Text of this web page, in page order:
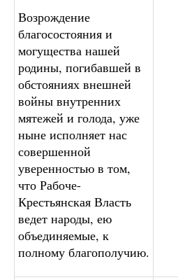
Возрождение
благосостояния и
могущества нашей
родины, погибавшей в
обстояниях внешней
войны внутренних
мятежей и голода, уже
ныне исполняет нас
совершенной
уверенностью в том,
что Рабоче-
Крестьянская Власть
ведет народы, ею
объединяемые, к
полному благополучию.